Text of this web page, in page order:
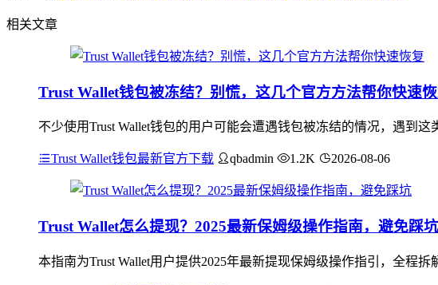
相关文章
Trust Wallet钱包被冻结？别慌，这几个官方方法帮你快速
不少使用Trust Wallet钱包的用户可能会遭遇钱包被冻结的情况，遇到
Trust Wallet钱包最新官方下载 qbadmin 1.2K 2026-08-06
Trust Wallet怎么提现？2025最新保姆级操作指南，避免踩坑
本指南为Trust Wallet用户提供2025年最新提现保姆级操作指引，全程